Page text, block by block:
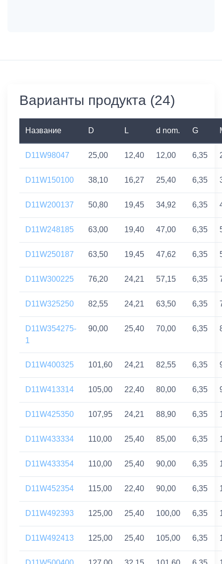
Варианты продукта (24)
Название D L d nom. G
D11W98047 25,00 12,40 12,00 6,35
D11W150100 38,10 16,27 25,40 6,35
D11W200137 50,80 19,45 34,92 6,35
D11W248185 63,00 19,40 47,00 6,35
D11W250187 63,50 19,45 47,62 6,35
D11W300225 76,20 24,21 57,15 6,35
D11W325250 82,55 24,21 63,50 6,35
D11W354275-
1
90,00 25,40 70,00 6,35
D11W400325 101,60 24,21 82,55 6,35
D11W413314 105,00 22,40 80,00 6,35
D11W425350 107,95 24,21 88,90 6,35
D11W433334 110,00 25,40 85,00 6,35
D11W433354 110,00 25,40 90,00 6,35
D11W452354 115,00 22,40 90,00 6,35
D11W492393 125,00 25,40 100,00 6,35
D11W492413 125,00 25,40 105,00 6,35